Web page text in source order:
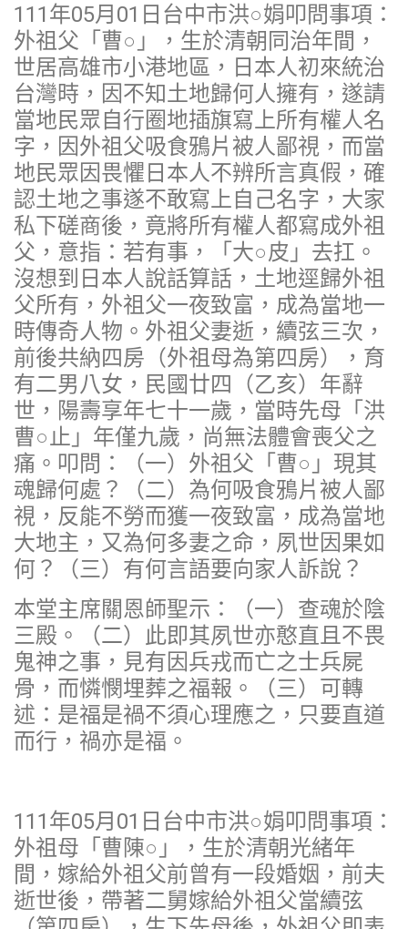
111年05月01日台中市洪○娟叩問事項：
外祖父「曹○」，生於清朝同治年間，
世居高雄市小港地區，日本人初來統治
台灣時，因不知土地歸何人擁有，遂請
當地民眾自行圈地插旗寫上所有權人名
字，因外祖父吸食鴉片被人鄙視，而當
地民眾因畏懼日本人不辨所言真假，確
認土地之事遂不敢寫上自己名字，大家
私下磋商後，竟將所有權人都寫成外祖
父，意指：若有事，「大○皮」去扛。
沒想到日本人說話算話，土地逕歸外祖
父所有，外祖父一夜致富，成為當地一
時傳奇人物。外祖父妻逝，續弦三次，
前後共納四房（外祖母為第四房），育
有二男八女，民國廿四（乙亥）年辭
世，陽壽享年七十一歲，當時先母「洪
曹○止」年僅九歲，尚無法體會喪父之
痛。叩問：（一）外祖父「曹○」現其
魂歸何處？（二）為何吸食鴉片被人鄙
視，反能不勞而獲一夜致富，成為當地
大地主，又為何多妻之命，夙世因果如
何？（三）有何言語要向家人訴說？
本堂主席關恩師聖示：（一）查魂於陰
三殿。（二）此即其夙世亦憨直且不畏
鬼神之事，見有因兵戎而亡之士兵屍
骨，而憐憫埋葬之福報。（三）可轉
述：是福是禍不須心理應之，只要直道
而行，禍亦是福。
111年05月01日台中市洪○娟叩問事項：
外祖母「曹陳○」，生於清朝光緒年
間，嫁給外祖父前曾有一段婚姻，前夫
逝世後，帶著二舅嫁給外祖父當續弦